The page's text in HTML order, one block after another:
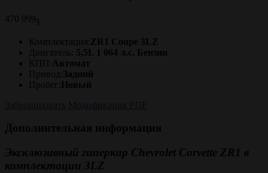
470 999 $
Комплектация: ZR1 Coupe 3LZ
Двигатель:
5,5L 1 064 л.с. Бензин
КПП:
Автомат
Привод: Задний
Пробег:
Новый
Дополнительная информация
Эксклюзивный гиперкар Chevrolet Corvette ZR1 в
комплектации 3LZ